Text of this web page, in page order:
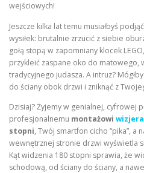
wejściowych!
Jeszcze kilka lat temu musiałbyś
wysiłek: brutalnie zrzucić z siebie
gołą stopą w zapomniany klocek
przykleić zaspane oko do matowego,
tradycyjnego judasza. A intruz?
do ściany obok drzwi i zniknąć z
Dzisiaj? Żyjemy w genialnej, cyfrowej
profesjonalnemu montażowi
stopni, Twój smartfon cicho “pika”, a
wewnętrznej stronie drzwi wyświetla
Kąt widzenia 180 stopni sprawia, że
schodową, od ściany do ściany, a